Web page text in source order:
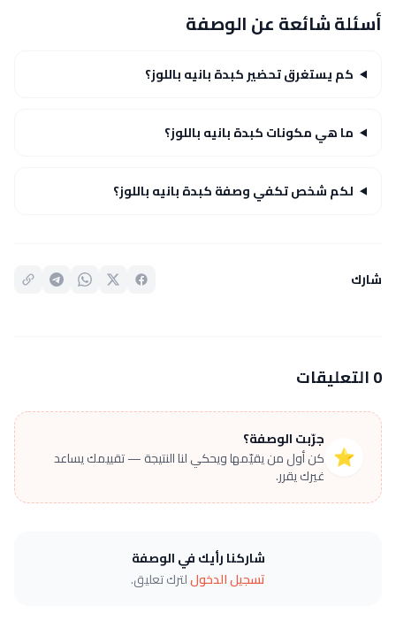
أسئلة شائعة عن الوصفة
كم يستغرق تحضير كبدة بانيه باللوز؟
ما هي مكونات كبدة بانيه باللوز؟
لكم شخص تكفي وصفة كبدة بانيه باللوز؟
شارك
0 التعليقات
⭐
جرّبت الوصفة؟
كن أول من يقيّمها ويحكي لنا النتيجة — تقييمك يساعد
غيرك يقرر.
شاركنا رأيك في الوصفة
تسجيل الدخوللترك تعليق.